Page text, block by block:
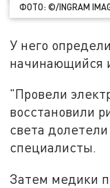
ФОТО: ©/INGRAM
У него
начинающийся
"Провели
восстановили
света
специалисты.
Затем медики